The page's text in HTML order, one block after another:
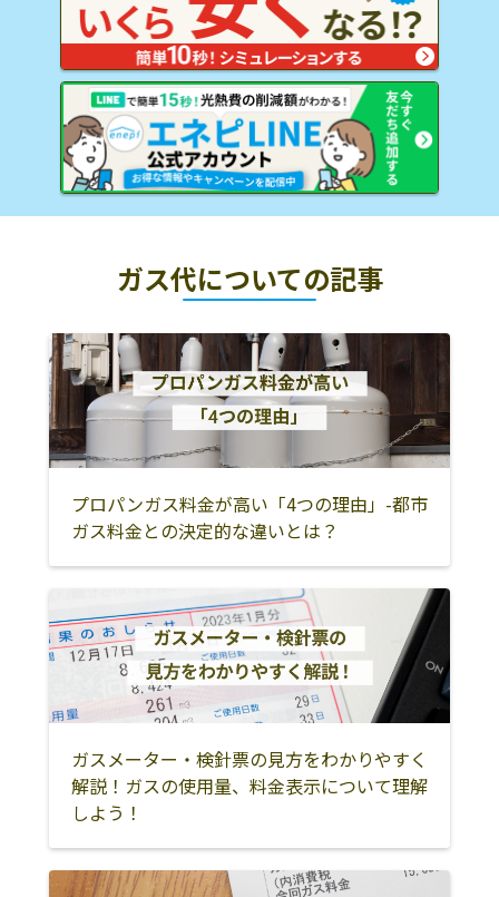
ガス代についての記事
プロパンガス料金が高い「4つの理由」-都市
ガス料金との決定的な違いとは？
ガスメーター・検針票の見方をわかりやすく
解説！ガスの使用量、料金表示について理解
しよう！